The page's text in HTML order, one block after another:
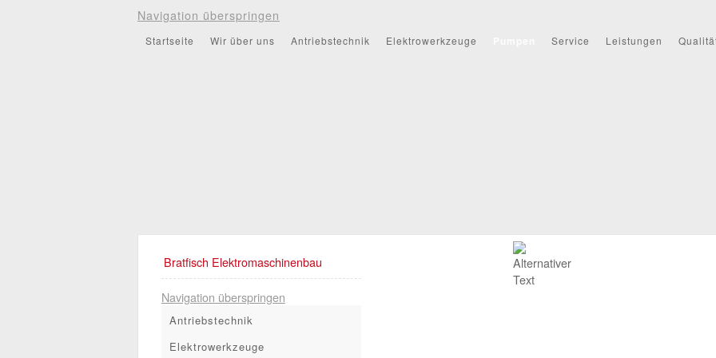
Navigation überspringen
Startseite Wir über uns Antriebstechnik Elektrowerkzeuge Service Leistungen
Bratfisch Elektromaschinenbau
Navigation überspringen
Antriebstechnik
Elektrowerkzeuge